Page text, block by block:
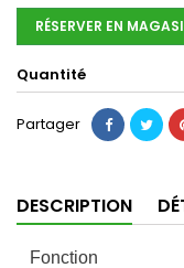
RÉSERVER EN
Quantité
Partager
DESCRIPTION
Fonction